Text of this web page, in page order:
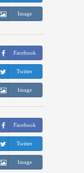
Image
Facebook
Twitter
Image
Facebook
Twitter
Image